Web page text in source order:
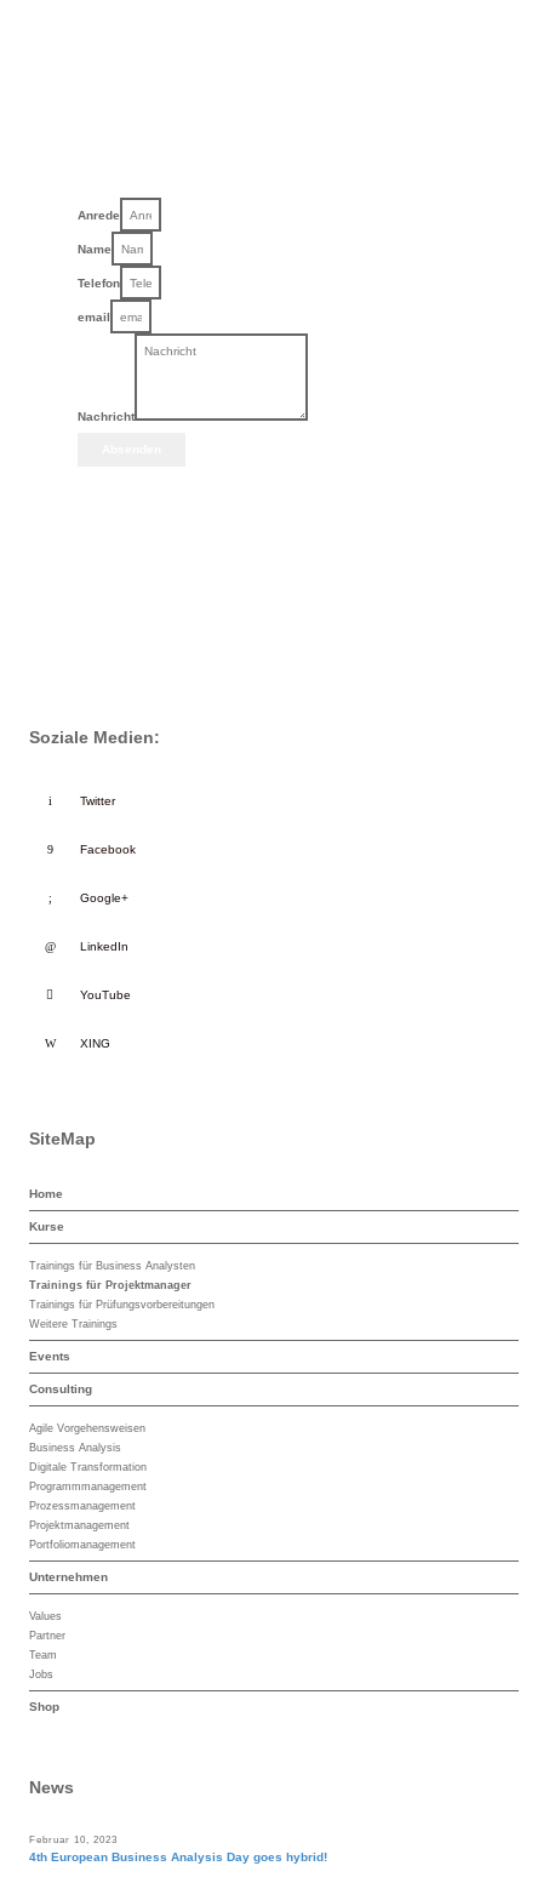
Anrede
Name
Telefon
email
Nachricht
Soziale Medien:
Twitter
Facebook
Google+
LinkedIn
YouTube
XING
SiteMap
Home
Kurse
Trainings für Business Analysten
Trainings für Projektmanager
Trainings für Prüfungsvorbereitungen
Weitere Trainings
Events
Consulting
Agile Vorgehensweisen
Business Analysis
Digitale Transformation
Programmmanagement
Prozessmanagement
Projektmanagement
Portfoliomanagement
Unternehmen
Values
Partner
Team
Jobs
Shop
News
Februar 10, 2023
4th European Business Analysis Day goes hybrid!